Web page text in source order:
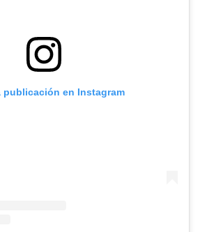
publicación en Instagram